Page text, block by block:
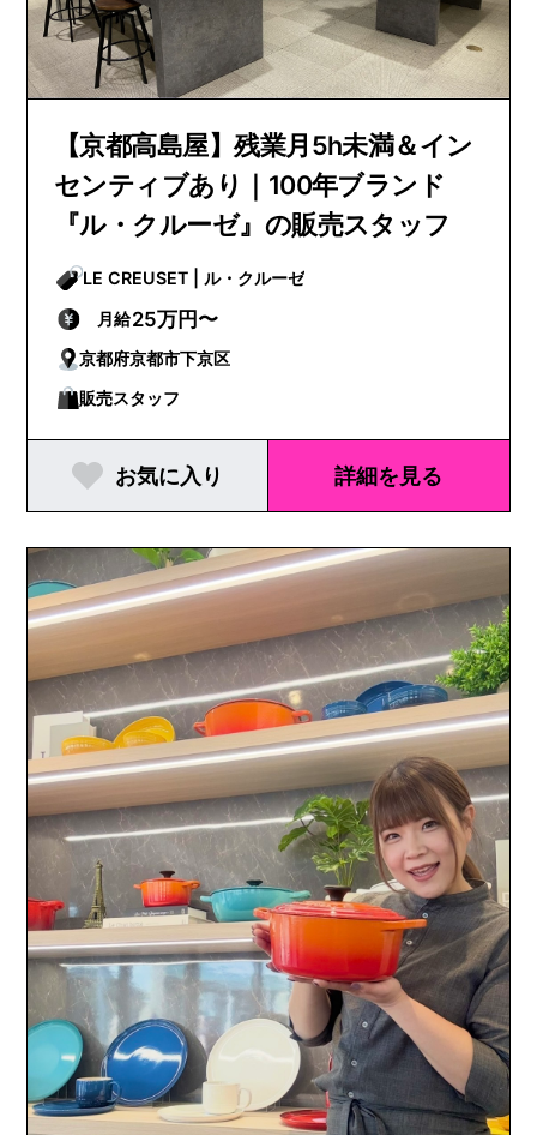
【京都高島屋】残業月5h未満＆イン
センティブあり｜100年ブランド
『ル・クルーゼ』の販売スタッフ
LE CREUSET | ル・クルーゼ
月給25万円〜
京都府京都市下京区
販売スタッフ
お気に入り 詳細を見る